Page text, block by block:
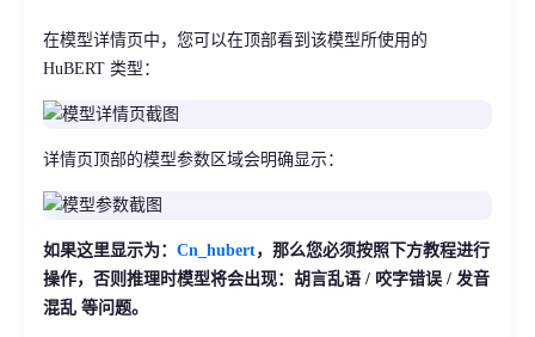
在模型详情页中，您可以在顶部看到该模型所使用的
HuBERT 类型：
详情页顶部的模型参数区域会明确显示：
如果这里显示为： Cn_hubert，那么您必须按照下方教程进行
操作，否则推理时模型将会出现：胡言乱语 / 咬字错误 / 发音
混乱 等问题。